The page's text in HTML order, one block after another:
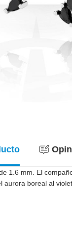
1.6 mm. El
aurora boreal al